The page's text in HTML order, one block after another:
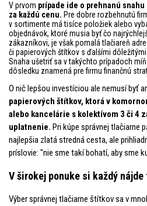
V prvom prípade ide o prehnanú
za každú cenu. Pre dobre rozbehnutú
v sortimente má tisíce položiek alebo
objednávok, ktoré musia byť čo
zákazníkovi, je však pomalá tlačiareň
či papierových štítkov s ďalšími
Snaha ušetriť sa v takýchto prípadoch
dôsledku znamená pre firmu finančnú
O nič lepšou investíciou ale nemusí byť
papierových štítkov, ktorá v
alebo kancelárie s kolektívom 3 či 4
uplatnenie. Pri kúpe správnej tlačiarne
najlepšia zlatá stredná cesta, ale
príslovie: "nie sme takí bohatí, aby sme
V širokej ponuke si každý nájde
Výber správnej tlačiarne štítkov sa v